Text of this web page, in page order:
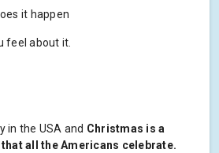
it happen
feel about it.
in the USA and Christmas is a
all the Americans celebrate.